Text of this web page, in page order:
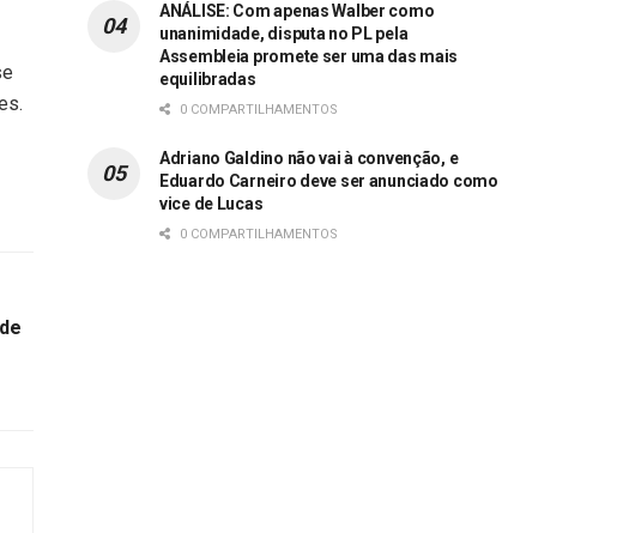
ANÁLISE: Com apenas Walber como
unanimidade, disputa no PL pela
Assembleia promete ser uma das mais
equilibradas
0 COMPARTILHAMENTOS
Adriano Galdino não vai à convenção, e
Eduardo Carneiro deve ser anunciado como
vice de Lucas
0 COMPARTILHAMENTOS